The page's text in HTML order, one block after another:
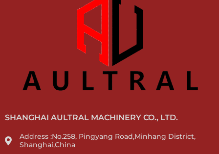
SHANGHAI AULTRAL MACHINERY CO., LTD.
Address :No.258, Pingyang Road,Minhang District,
Shanghai,China